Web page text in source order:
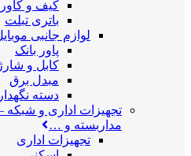
کیف و
باتری تبلت
لوازم جانبی
پاور بانک
کابل و
مبدل برق
دسته
تجهیزات اداری و شبکه
مداربسته و …
تجهیزات اداری